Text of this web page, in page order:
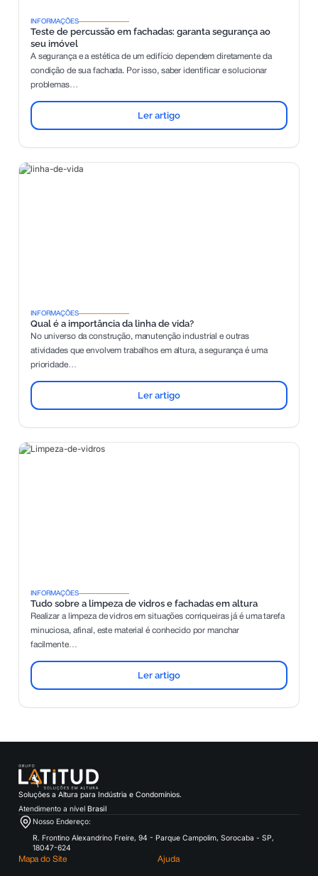
INFORMAÇÕES
Teste de percussão em fachadas: garanta segurança ao
seu imóvel
A segurança e a estética de um edifício dependem diretamente da
condição de sua fachada. Por isso, saber identificar e solucionar
problemas…
Ler artigo
INFORMAÇÕES
Qual é a importância da linha de vida?
No universo da construção, manutenção industrial e outras
atividades que envolvem trabalhos em altura, a segurança é uma
prioridade…
Ler artigo
INFORMAÇÕES
Tudo sobre a limpeza de vidros e fachadas em altura
Realizar a limpeza de vidros em situações corriqueiras já é uma tarefa
minuciosa, afinal, este material é conhecido por manchar
facilmente…
Ler artigo
Soluções a Altura para Indústria e Condomínios.
Atendimento a nível Brasil
Nosso Endereço:
R. Frontino Alexandrino Freire, 94 - Parque Campolim, Sorocaba - SP,
18047-624
Mapa do Site Ajuda